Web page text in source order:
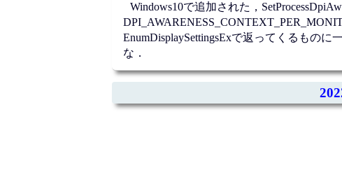
Windows10で追加された，
EnumDisplaySettingsExで返ってくるもの
な．